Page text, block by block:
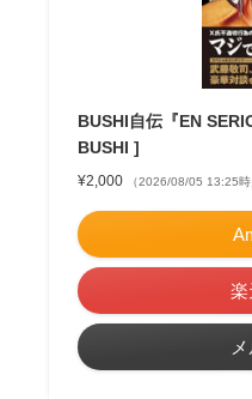
BUSHI自伝『EN
BUSHI ]
¥2,000 （2026/08/05 13:25時